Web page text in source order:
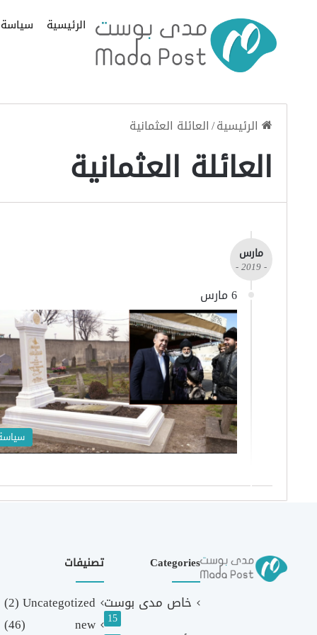
الرئيسية سياسة
الرئيسية/العائلة العثمانية
العائلة العثمانية
مارس
- 2019 -
6 مارس
Categories
خاص مدى بوست
15
تصنيفات
Uncategotized
(2)
new
(46)